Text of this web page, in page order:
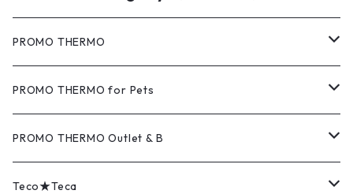
PROMO THERMO
MAT（マット）
COVER（カバー）
PAD（パッド）
PROMO THERMO for Pets
MAT（マット）
COVER（カバー）
PROMO THERMO Outlet & B
Outlet（アウトレット品）
Teco★Teca